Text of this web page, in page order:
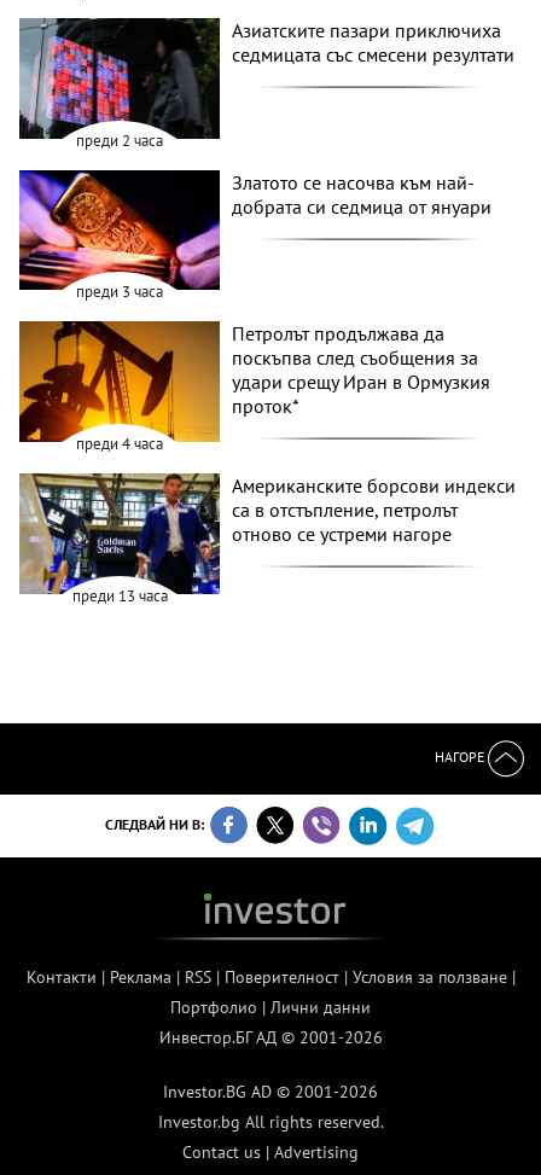
преди 2 часа
Азиатските пазари приключиха
седмицата със смесени резултати
преди 3 часа
Златото се насочва към най-
добрата си седмица от януари
преди 4 часа
Петролът продължава да
поскъпва след съобщения за
удари срещу Иран в Ормузкия
проток*
преди 13 часа
Американските борсови индекси
са в отстъпление, петролът
отново се устреми нагоре
НАГОРЕ
СЛЕДВАЙ НИ В:
Контакти | Реклама | RSS| Поверителност| Условия за ползване|
Портфолио | Лични данни
Инвестор.БГ АД © 2001-2026
Investor.BG AD © 2001-2026
Investor.bg All rights reserved.
Contact us | Advertising